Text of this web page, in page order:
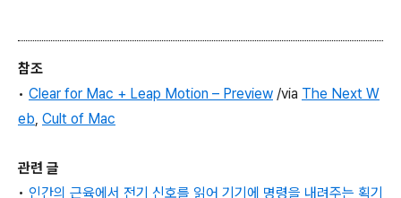
참조
• Clear for Mac + Leap Motion – Preview /via The Next W
eb, Cult of Mac
관련 글
• 인간의 근육에서 전기 신호를 읽어 기기에 명령을 내려주는 획기